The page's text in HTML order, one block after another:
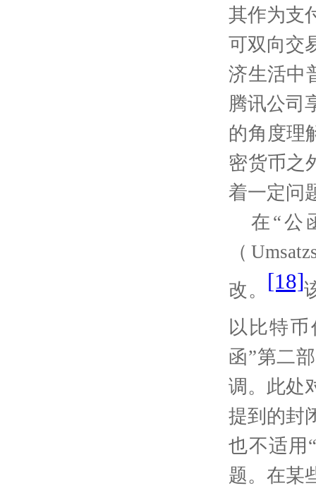
其作为支
可双向交
济生活中
腾讯公司
的角度理
密货币之
着一定问
在“公
（
改。 [18]
以比特
函”第二
调。此处
提到的封
也不适用
题。在某